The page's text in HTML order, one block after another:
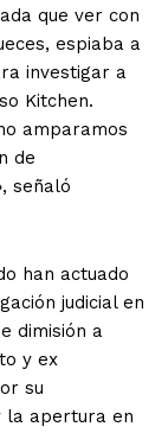
que ver con
espiaba a
investigar a
Kitchen.
amparamos
de
señaló
han actuado
judicial en
dimisión a
y ex
su
la apertura en